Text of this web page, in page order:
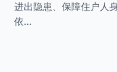
进出隐患、保障住户人
依…